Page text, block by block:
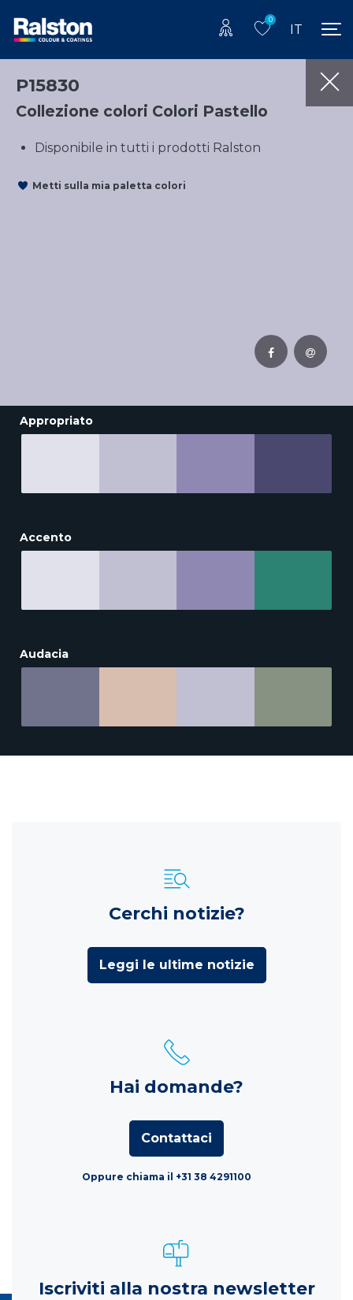
0
IT
P15830
Collezione colori Colori Pastello
Disponibile in tutti i prodotti Ralston
Metti sulla mia paletta colori
Appropriato
Accento
Audacia
Cerchi notizie?
Leggi le ultime notizie
Hai domande?
Contattaci
Oppure chiama il +31 38 4291100
Iscriviti alla nostra newsletter